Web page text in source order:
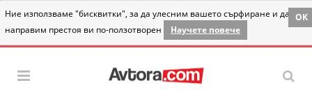
Ние използваме "бисквитки", за да улесним вашето сърфиране и да
направим престоя ви по-ползотворен
Научете повече
OK